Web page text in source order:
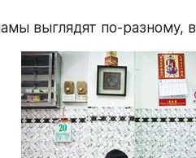
выглядят по-разному,